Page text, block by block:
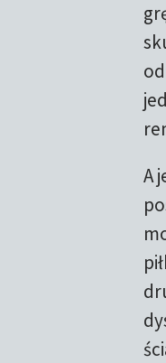
A